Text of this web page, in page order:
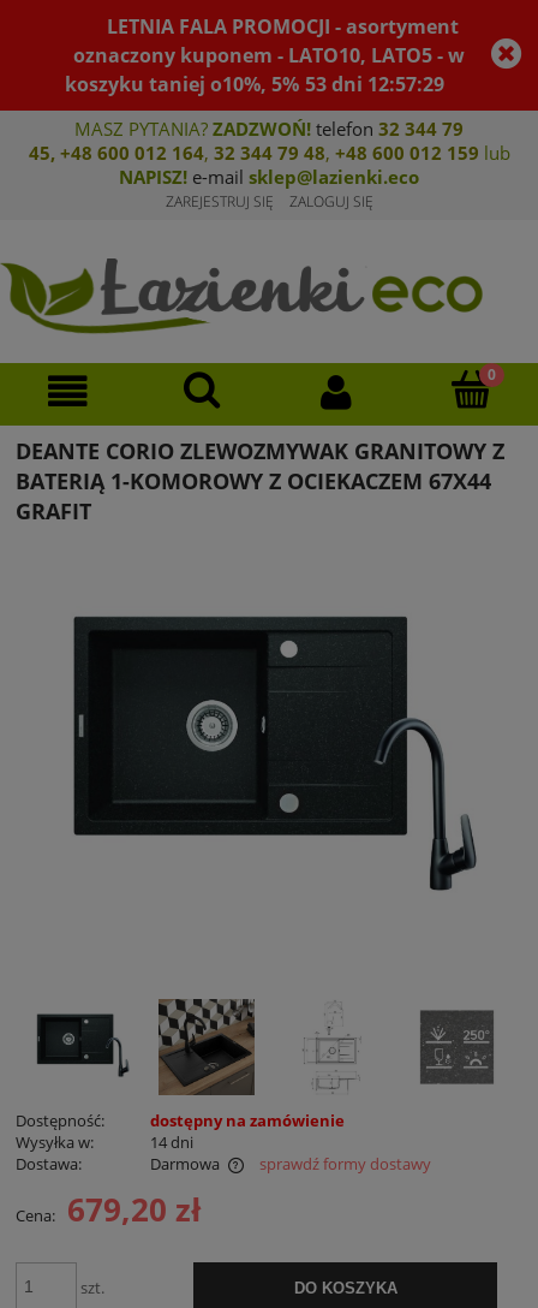
LETNIA FALA PROMOCJI - asortyment
oznaczony kuponem - LATO10, LATO5 - w
koszyku taniej o10%, 5% 53dni 12:57:29
MASZ PYTANIA? ZADZWOŃ! telefon 32 344 79
45, +48 600 012 164, 32 344 79 48, +48 600 012 159 lub
NAPISZ! e-mail sklep@lazienki.eco
ZAREJESTRUJ SIĘ ZALOGUJ SIĘ
DEANTE CORIO ZLEWOZMYWAK GRANITOWY Z
BATERIĄ 1-KOMOROWY Z OCIEKACZEM 67X44
GRAFIT
Dostępność:
dostępny na zamówienie
Wysyłka w:
14 dni
Dostawa:
Darmowa
sprawdź formy dostawy
Cena: 679,20 zł
szt. DO KOSZYKA